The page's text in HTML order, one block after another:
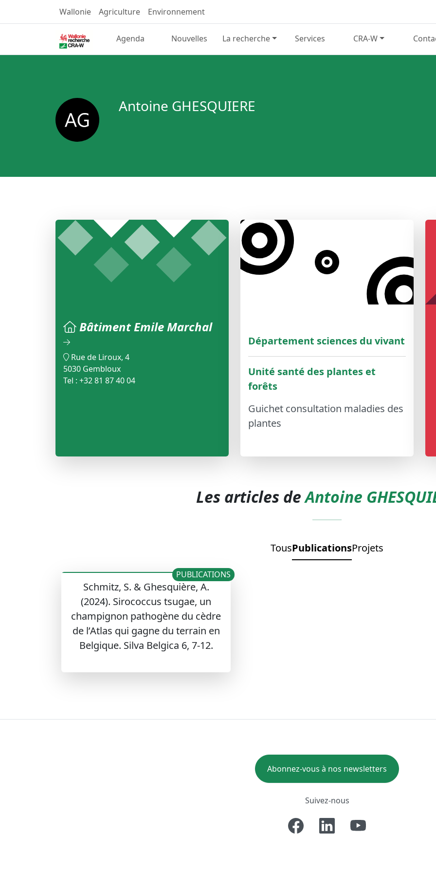
Wallonie Agriculture Environnement
Agenda Nouvelles La recherche Services CRA-W
Antoine GHESQUIERE
Bâtiment Emile Marchal
Rue de Liroux, 4
5030 Gembloux
Tel : +32 81 87 40 04
Département sciences du vivant
Unité santé des plantes et
forêts
Guichet consultation maladies des
plantes
Les articles deAntoine
TousPublicationsProjets
Schmitz, S. & Ghesquière, A.
(2024). Sirococcus tsugae, un
champignon pathogène du cèdre
de l’Atlas qui gagne du terrain en
Belgique. Silva Belgica 6, 7-12.
PUBLICATIONS
Abonnez-vous à nos newsletters
Suivez-nous